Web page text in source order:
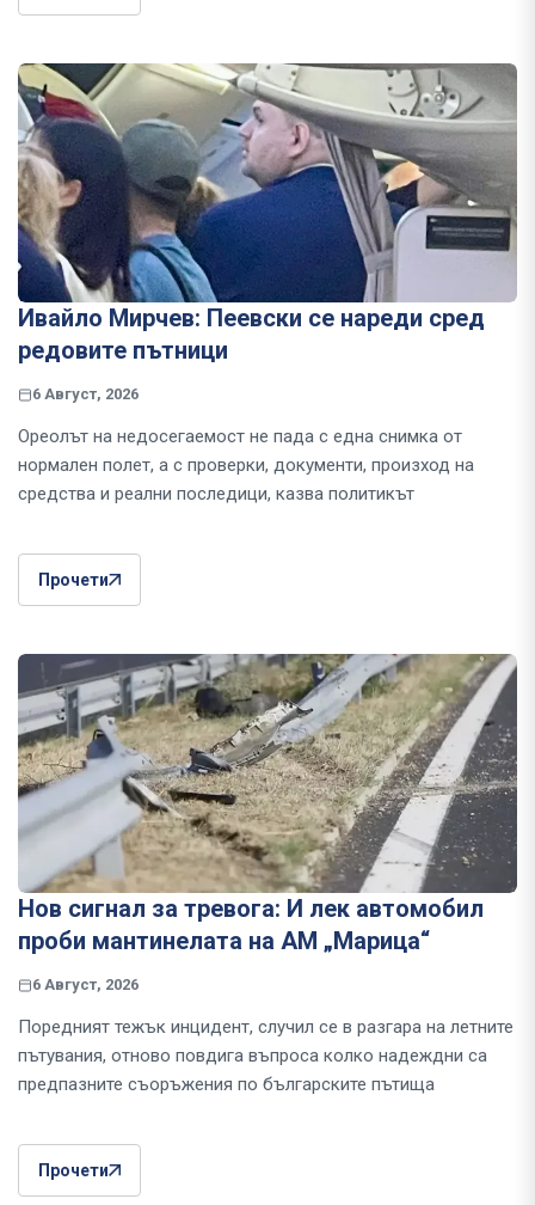
Ивайло Мирчев: Пеевски се нареди сред
редовите пътници
6 Август, 2026
Ореолът на недосегаемост не пада с една снимка от
нормален полет, а с проверки, документи, произход на
средства и реални последици, казва политикът
Прочети
Нов сигнал за тревога: И лек автомобил
проби мантинелата на АМ „Марица“
6 Август, 2026
Поредният тежък инцидент, случил се в разгара на летните
пътувания, отново повдига въпроса колко надеждни са
предпазните съоръжения по българските пътища
Прочети